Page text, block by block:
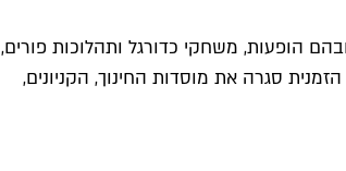
בוטלו ובהם הופעות, משחקי כדורגל ותהלוכות פורים,
הזמנית סגרה את מוסדות החינוך, הקניונים,